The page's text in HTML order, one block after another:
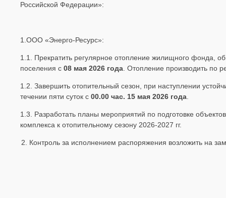
Российской Федерации»:
1.ООО «Энерго-Ресурс»:
1.1. Прекратить регулярное отопление жилищного фонда,
поселения с 08 мая 2026 года . Отопление производить по
1.2. Завершить отопительный сезон, при наступлении
течении пяти суток с 00.00 час. 15 мая 2026 года
1.3. Разработать планы мероприятий по подготовке
комплекса к отопительному сезону 2026-2027 гг.
Контроль за исполнением распоряжения возложить на